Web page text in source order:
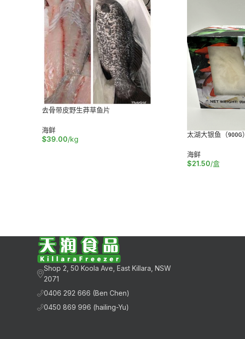
去骨带皮野生莽草鱼片
海鲜
$39.00/kg 太湖大银鱼（900G）
海鲜
$21.50/盒
Shop 2, 50 Koola Ave, East Killara, NSW
2071
0406 292 666 (Ben Chen)
0450 869 996 (hailing-Yu)